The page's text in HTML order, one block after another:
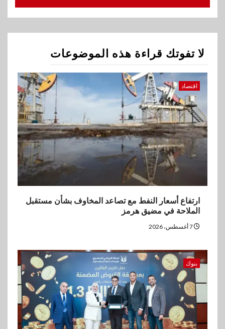
ارتفاع أسعار النفط مع تصاعد
المخاوف بشأن مستقبل الملاحة
بنوك
البنك الزراعي يكرم موظفيه
المتميزين بعد تحقيق نتائج قياسية
بالقروض الشخصية خلال الربع
الأول 2026
3
بنوك
يورو صافي ربح في النصف الأول
2026
اخبار
غرفة القاهرة تنظم ندوة إلكترونية
5
بنك مصر يشارك في فعالية اليوم
العالمي للشباب ويقدم العديد من
العروض المجانية
لا تفوتك قراءة هذه الموضوعات
اقتصاد
ارتفاع أسعار النفط مع تصاعد المخاوف بشأن مستقبل
الملاحة في مضيق هرمز
بنوك